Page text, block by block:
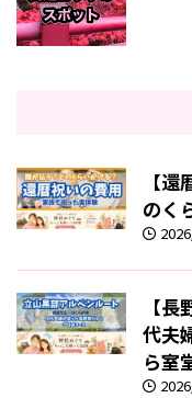
【
のく
【
代夫
ら室